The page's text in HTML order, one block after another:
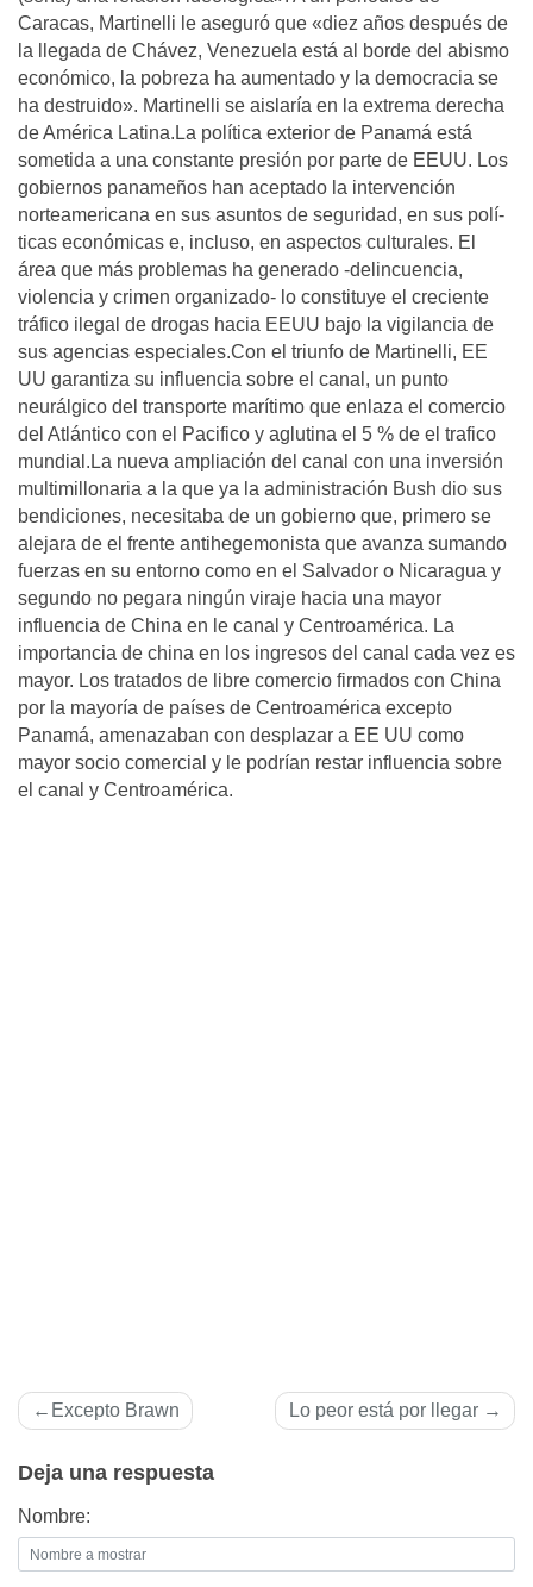
Caracas, Martinelli le aseguró que «diez años después de
la llegada de Chávez, Venezuela está al borde del abismo
económico, la pobreza ha aumentado y la democracia se
ha destruido». Martinelli se aislarí­a en la extrema derecha
de América Latina.La polí­tica exterior de Panamá está
sometida a una constante presión por parte de EEUU. Los
gobiernos panameños han aceptado la intervención
norteamericana en sus asuntos de seguridad, en sus polí­
ticas económicas e, incluso, en aspectos culturales. El
área que más problemas ha generado -delincuencia,
violencia y crimen organizado- lo constituye el creciente
tráfico ilegal de drogas hacia EEUU bajo la vigilancia de
sus agencias especiales.Con el triunfo de Martinelli, EE
UU garantiza su influencia sobre el canal, un punto
neurálgico del transporte marí­timo que enlaza el comercio
del Atlántico con el Pacifico y aglutina el 5 % de el trafico
mundial.La nueva ampliación del canal con una inversión
multimillonaria a la que ya la administración Bush dio sus
bendiciones, necesitaba de un gobierno que, primero se
alejara de el frente antihegemonista que avanza sumando
fuerzas en su entorno como en el Salvador o Nicaragua y
segundo no pegara ningún viraje hacia una mayor
influencia de China en le canal y Centroamérica. La
importancia de china en los ingresos del canal cada vez es
mayor. Los tratados de libre comercio firmados con China
por la mayorí­a de paí­ses de Centroamérica excepto
Panamá, amenazaban con desplazar a EE UU como
mayor socio comercial y le podrí­an restar influencia sobre
el canal y Centroamérica.
Navegación
entradas
Excepto Brawn Lo peor está por llegar
Deja una respuesta
Nombre: